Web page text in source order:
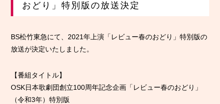
おどり」特別版の放送決定
BS松竹東急にて、2021年上演「レビュー春のおどり」特別版の
放送が決定いたしました。
【番組タイトル】
OSK日本歌劇団創立100周年記念企画「レビュー春のおどり」
（令和3年）特別版